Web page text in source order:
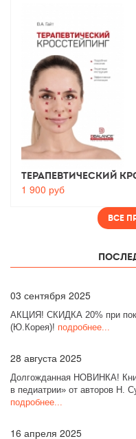
Терапевтический
1 900 руб
Все
03 сентября 2025
АКЦИЯ! СКИДКА 20% при
(Ю.Корея)! подробнее...
28 августа 2025
Долгожданная НОВИНКА!
в педиатрии» от авторов Н.
подробнее...
16 апреля 2025